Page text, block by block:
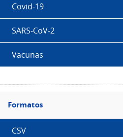
Covid-19
SARS-CoV-2
Vacunas
Filtro
Formatos
Formatos
CSV